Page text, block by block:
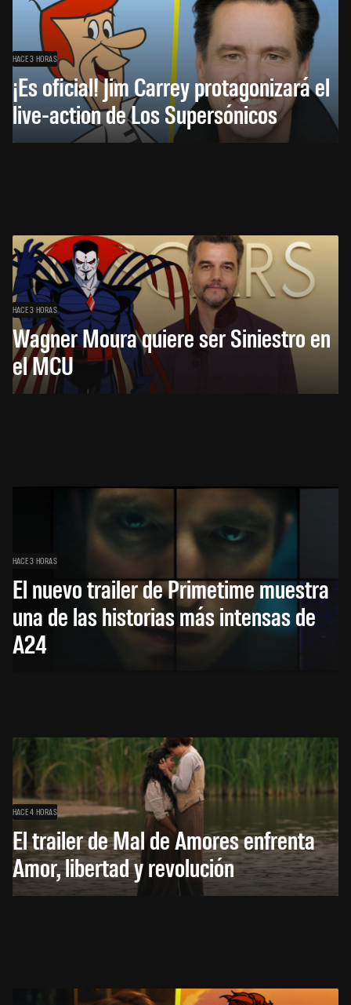
HACE 3 HORAS
¡Es oficial! Jim Carrey protagonizará el
live-action de Los Supersónicos
HACE 3 HORAS
Wagner Moura quiere ser Siniestro en
el MCU
HACE 3 HORAS
El nuevo trailer de Primetime muestra
una de las historias más intensas de
A24
HACE 4 HORAS
El trailer de Mal de Amores enfrenta
Amor, libertad y revolución